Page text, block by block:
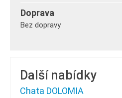
Doprava
Bez dopravy
Další nabídky
Chata DOLOMIA